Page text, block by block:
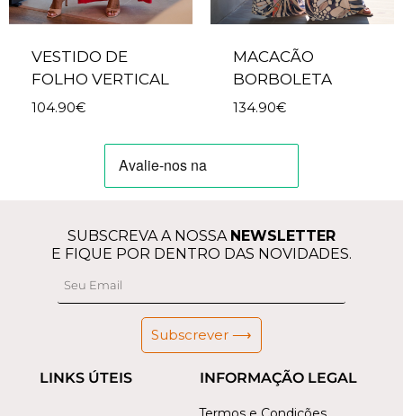
VESTIDO DE
FOLHO VERTICAL
104.90€
MACACÃO
BORBOLETA
134.90€
INFORMAÇÃO LEGAL
LINKS ÚTEIS
SUBSCREVA A NOSSA NEWSLETTER
E FIQUE POR DENTRO DAS NOVIDADES.
Subscrever ⟶